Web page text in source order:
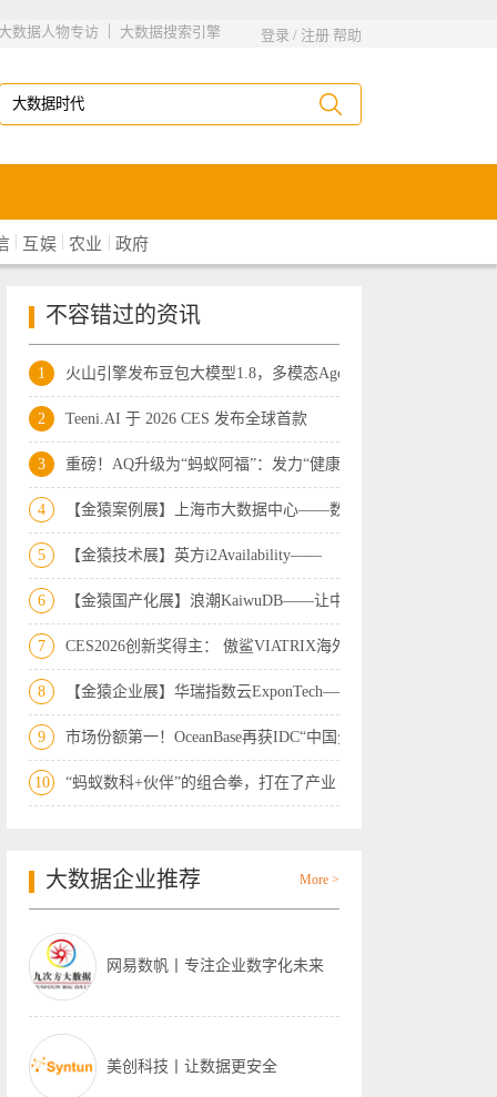
登录 / 注册 帮助
大数据搜索引擎
|
数据人物专访
| 互娱 | 农业 | 政府
不容错过的资讯
1 火山引擎发布豆包大模型1.8，多模态Agen
2 Teeni.AI 于 2026 CES 发布全球首款
3 重磅！AQ升级为“蚂蚁阿福”：发力“健康
4 【金猿案例展】上海市大数据中心——数据
5 【金猿技术展】英方i2Availability——
6 【金猿国产化展】浪潮KaiwuDB——让中国
7 CES2026创新奖得主： 傲鲨VIATRIX海外首
8 【金猿企业展】华瑞指数云ExponTech——
9 市场份额第一！OceanBase再获IDC“中国分
10 “蚂蚁数科+伙伴”的组合拳，打在了产业
大数据企业推荐 More >
网易数帆丨专注企业数字化未来
美创科技丨让数据更安全